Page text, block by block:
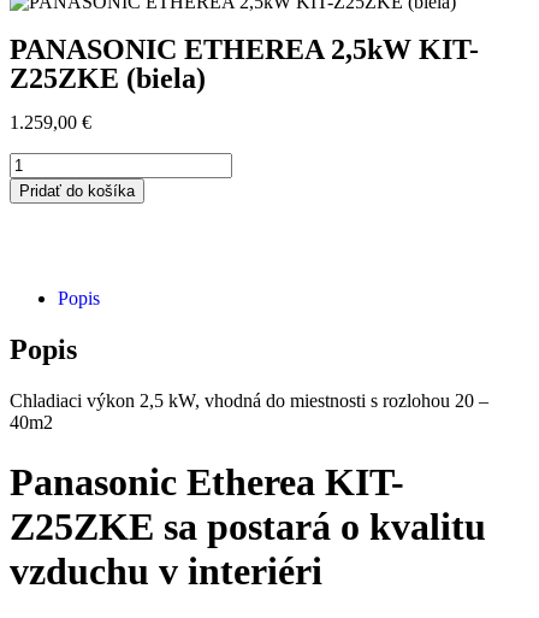
PANASONIC ETHEREA 2,5kW KIT-
Z25ZKE (biela)
1.259,00 €
Pridať do košíka
Popis
Popis
Chladiaci výkon 2,5 kW, vhodná do miestnosti s rozlohou 20 –
40m2
Panasonic Etherea KIT-
Z25ZKE sa postará o kvalitu
vzduchu v interiéri